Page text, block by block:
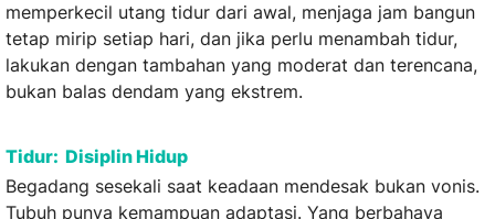
memperkecil utang tidur dari awal, menjaga jam bangun
tetap mirip setiap hari, dan jika perlu menambah tidur,
lakukan dengan tambahan yang moderat dan terencana,
bukan balas dendam yang ekstrem.
Tidur: Disiplin Hidup
Begadang sesekali saat keadaan mendesak bukan vonis.
Tubuh punya kemampuan adaptasi. Yang berbahaya